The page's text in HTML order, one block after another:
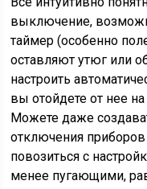
выключение,
таймер (особенно
оставляют утюг или
настроить
вы отойдете от нее
Можете даже
отключения
повозиться с
менее пугающими,